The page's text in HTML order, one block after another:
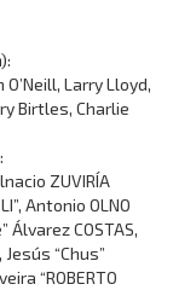
Larry Lloyd,
Birtles, Charlie
ZUVIRÍA
Antonio OLNO
Álvarez COSTAS,
“Chus”
“ROBERTO